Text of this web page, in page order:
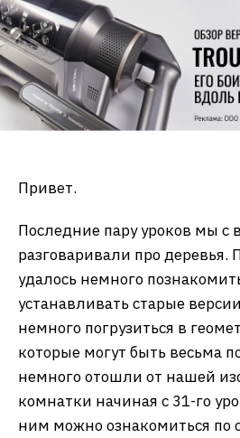
Привет.
Последние пару уроков мы с
разговаривали про деревья.
удалось немного
устанавливать старые
немного погрузиться в
которые могут быть весьма
немного отошли от нашей
комнатки начиная с 31-го
ним можно ознакомиться по